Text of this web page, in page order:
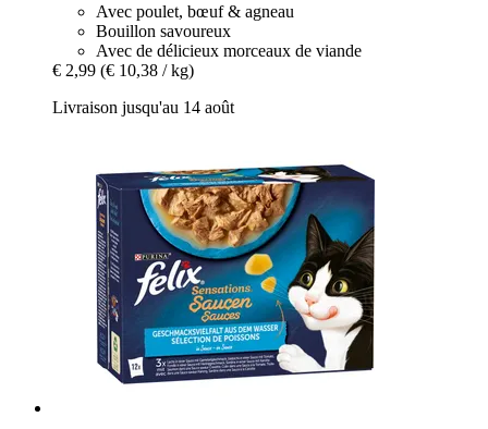
Avec poulet, bœuf & agneau
Bouillon savoureux
Avec de délicieux morceaux de viande
€ 2,99 (€ 10,38 / kg)
Livraison jusqu'au 14 août